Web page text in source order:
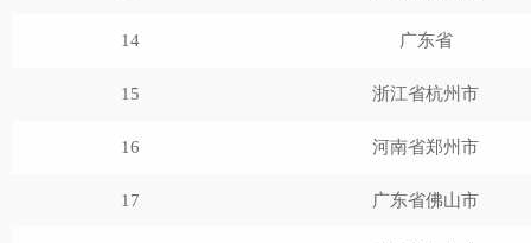
14 广东省
15 浙江省杭州市
16 河南省郑州市
17 广东省佛山市